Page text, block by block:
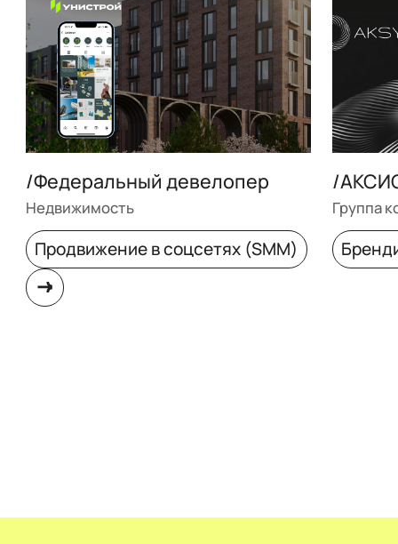
/Федеральный девелопер
Недвижимость
Продвижение в соцсетях (SMM)
/
Группа